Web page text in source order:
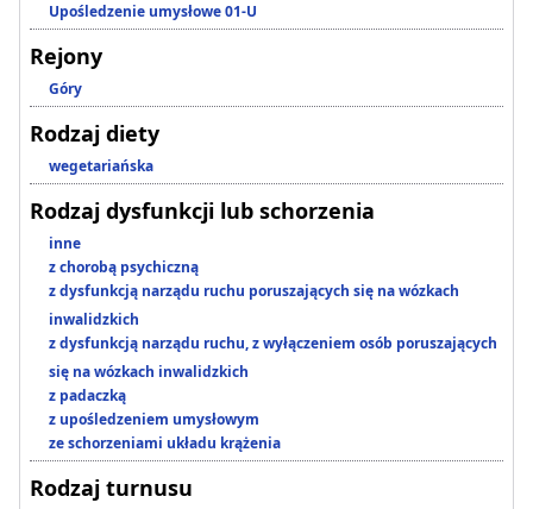
Upośledzenie umysłowe 01-U
Rejony
Góry
Rodzaj diety
wegetariańska
Rodzaj dysfunkcji lub schorzenia
inne
z chorobą psychiczną
z dysfunkcją narządu ruchu poruszających się na wózkach
inwalidzkich
z dysfunkcją narządu ruchu, z wyłączeniem osób poruszających
się na wózkach inwalidzkich
z padaczką
z upośledzeniem umysłowym
ze schorzeniami układu krążenia
Rodzaj turnusu